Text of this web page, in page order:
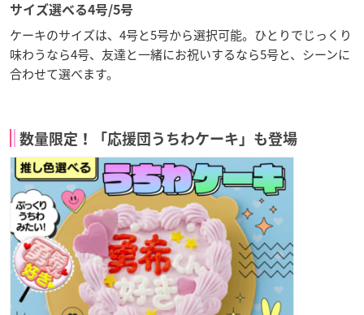
サイズ選べる4号/5号
ケーキのサイズは、4号と5号から選択可能。ひとりでじっくり
味わうなら4号、友達と一緒にお祝いするなら5号と、シーンに
合わせて選べます。
数量限定！「応援団うちわケーキ」も登場